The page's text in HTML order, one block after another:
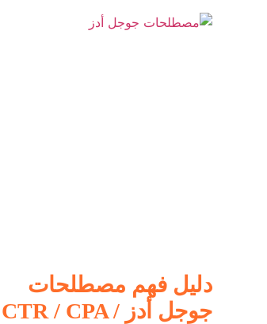
دليل فهم مصطلحات
جوجل أدز CTR / CPA /